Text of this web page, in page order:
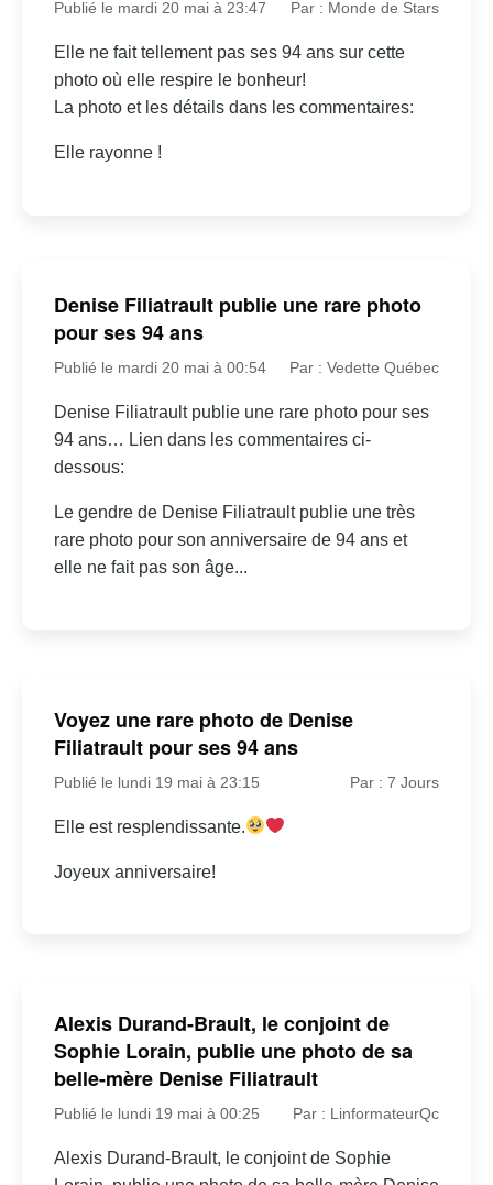
Publié le mardi 20 mai à 23:47 Par : Monde de Stars
Elle ne fait tellement pas ses 94 ans sur cette
photo où elle respire le bonheur!
La photo et les détails dans les commentaires:
Elle rayonne !
Denise Filiatrault publie une rare photo
pour ses 94 ans
Publié le mardi 20 mai à 00:54 Par : Vedette Québec
Denise Filiatrault publie une rare photo pour ses
94 ans… Lien dans les commentaires ci-
dessous:
Le gendre de Denise Filiatrault publie une très
rare photo pour son anniversaire de 94 ans et
elle ne fait pas son âge...
Voyez une rare photo de Denise
Filiatrault pour ses 94 ans
Publié le lundi 19 mai à 23:15 Par : 7 Jours
Elle est resplendissante.
Joyeux anniversaire!
Alexis Durand-Brault, le conjoint de
Sophie Lorain, publie une photo de sa
belle-mère Denise Filiatrault
Publié le lundi 19 mai à 00:25 Par : LinformateurQc
Alexis Durand-Brault, le conjoint de Sophie